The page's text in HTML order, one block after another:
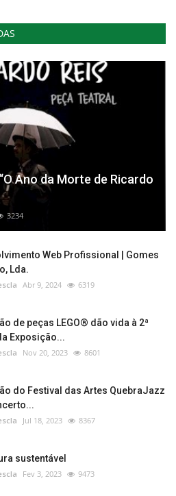
Ano da Morte de Ricardo
3234
Web Profissional | Gomes
Lda.
Abr 9, 2024 6319
de peças LEGO® dão vida à 2ª
Exposição...
Nov 20, 2023 8601
do Festival das Artes QuebraJazz
Jul 18, 2023 8367
sustentável
Fev 3, 2023 9473